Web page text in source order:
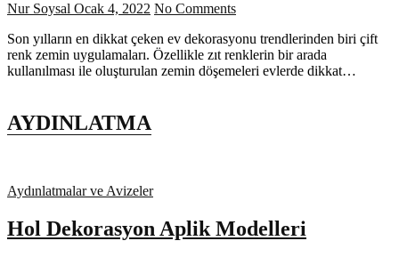
Nur Soysal Ocak 4, 2022 No Comments
Son yılların en dikkat çeken ev dekorasyonu trendlerinden biri çift
renk zemin uygulamaları. Özellikle zıt renklerin bir arada
kullanılması ile oluşturulan zemin döşemeleri evlerde dikkat…
AYDINLATMA
Aydınlatmalar ve Avizeler
Hol Dekorasyon Aplik Modelleri